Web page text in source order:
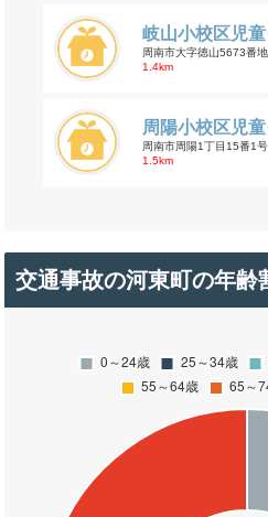
岐山小校区児
周南市大字徳山5673番地
1.4km
周陽小校区児
周南市周陽1丁目15番1号
1.5km
交通事故の河東町の年齢